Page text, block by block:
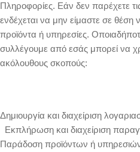
Πληροφορίες. Εάν δεν παρέχετε
ενδέχεται να μην είμαστε σε
προϊόντα ή υπηρεσίες.
συλλέγουμε από εσάς μπορεί να
ακόλουθους σκοπούς:
Δημιουργία και διαχείριση
Εκπλήρωση και διαχείριση
Παράδοση προϊόντων ή